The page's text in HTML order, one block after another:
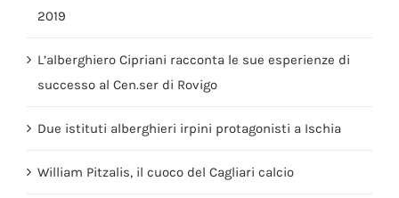
2019
L’alberghiero Cipriani racconta le sue esperienze di
successo al Cen.ser di Rovigo
Due istituti alberghieri irpini protagonisti a Ischia
William Pitzalis, il cuoco del Cagliari calcio